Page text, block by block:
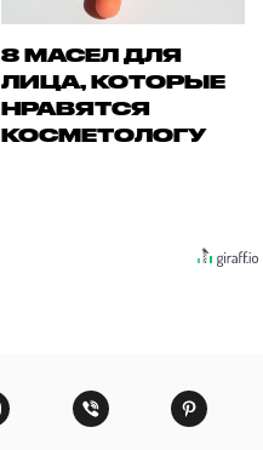
8 МАСЕЛ ДЛЯ
ЛИЦА, КОТОРЫЕ
НРАВЯТСЯ
КОСМЕТОЛОГУ